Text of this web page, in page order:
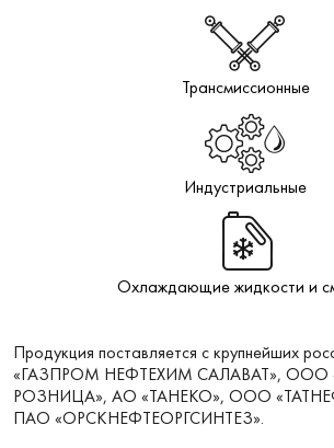
Трансмиссионные
Индустриальные
Охлаждающие жидкости и
Продукция поставляется с крупнейших
«ГАЗПРОМ НЕФТЕХИМ САЛАВАТ», ООО
РОЗНИЦА», АО «ТАНЕКО», ООО
ПАО «ОРСКНЕФТЕОРГСИНТЕЗ».